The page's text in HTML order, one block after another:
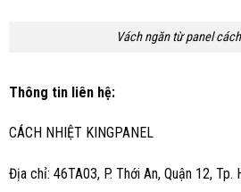
Vách ngăn từ panel
Thông tin liên hệ:
CÁCH NHIỆT KINGPANEL
Địa chỉ: 46TA03, P. Thới An, Quận 12, Tp.